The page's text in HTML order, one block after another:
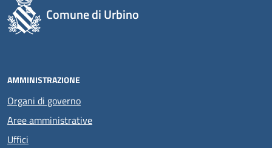
Comune di Urbino
AMMINISTRAZIONE
Organi di governo
Aree amministrative
Uffici